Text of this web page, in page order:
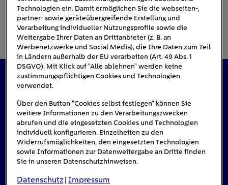
Das könnte Sie auch interessieren
Technologien ein. Damit ermöglichen Sie die webseiten-,
partner- sowie geräteübergreifende Erstellung und
Verarbeitung individueller Nutzungsprofile sowie die
Weitergabe Ihrer Daten an Drittanbieter (z. B. an
Werbenetzwerke und Social Media), die Ihre Daten zum Teil
in Ländern außerhalb der EU verarbeiten (Art. 49 Abs. 1
DSGVO). Mit Klick auf "Alle ablehnen" werden keine
zustimmungspflichtigen Cookies und Technologien
verwendet.
Über den Button "Cookies selbst festlegen" können Sie
weitere Informationen zu den Verarbeitungszwecken
abrufen und die eingesetzten Cookies und Technologien
individuell konfigurieren. Einzelheiten zu den
Widerrufsmöglichkeiten, den eingesetzten Technologien
sowie Informationen zur Datenweitergabe an Dritte finden
Sie in unseren Datenschutzhinweisen.
Datenschutz |Impressum